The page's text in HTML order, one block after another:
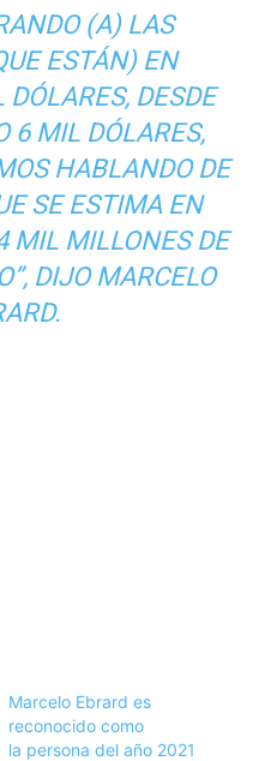
(A) LAS
ESTÁN) EN
DESDE
6 MIL DÓLARES,
HABLANDO DE
SE ESTIMA EN
MIL MILLONES DE
DIJO MARCELO
Marcelo Ebrard es
reconocido como
la persona del año 2021